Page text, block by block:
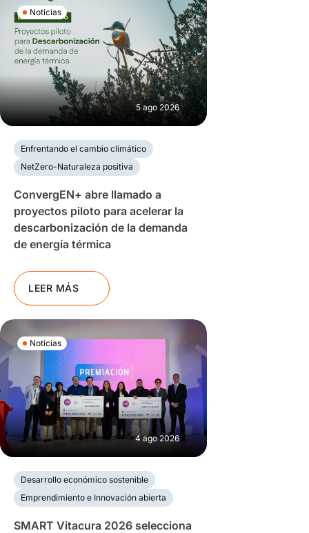
Noticias
5 ago 2026
Enfrentando el cambio climático
NetZero-Naturaleza positiva
ConvergEN+ abre llamado a
proyectos piloto para acelerar la
descarbonización de la demanda
de energía térmica
LEER MÁS
Noticias
4 ago 2026
Desarrollo económico sostenible
Emprendimiento e Innovación abierta
SMART Vitacura 2026 selecciona